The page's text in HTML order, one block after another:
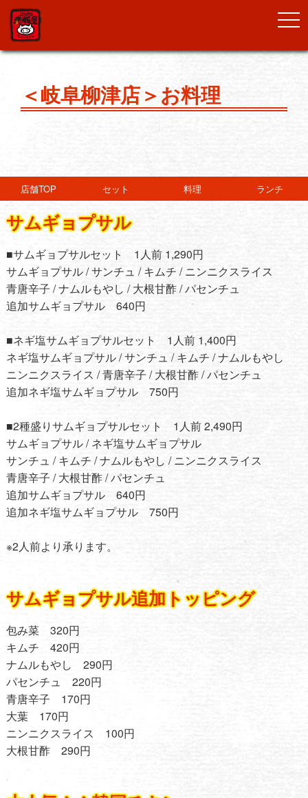
＜岐阜柳津店＞お料理
店舗TOP セット 料理 ランチ
サムギョプサル
■サムギョプサルセット 1人前 1,290円
サムギョプサル / サンチュ / キムチ / ニンニクスライス
青唐辛子 / ナムルもやし / 大根甘酢 / パセンチュ
追加サムギョプサル 640円
■ネギ塩サムギョプサルセット 1人前 1,400円
ネギ塩サムギョプサル / サンチュ / キムチ / ナムルもやし
ニンニクスライス / 青唐辛子 / 大根甘酢 / パセンチュ
追加ネギ塩サムギョプサル 750円
■2種盛りサムギョプサルセット 1人前 2,490円
サムギョプサル / ネギ塩サムギョプサル
サンチュ / キムチ / ナムルもやし / ニンニクスライス
青唐辛子 / 大根甘酢 / パセンチュ
追加サムギョプサル 640円
追加ネギ塩サムギョプサル 750円
※2人前より承ります。
サムギョプサル追加トッピング
包み菜 320円
キムチ 420円
ナムルもやし 290円
パセンチュ 220円
青唐辛子 170円
大葉 170円
ニンニクスライス 100円
大根甘酢 290円